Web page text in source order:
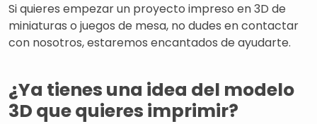
Si quieres empezar un proyecto impreso en 3D de
miniaturas o juegos de mesa, no dudes en contactar
con nosotros, estaremos encantados de ayudarte.
¿Ya tienes una idea del modelo
3D que quieres imprimir?